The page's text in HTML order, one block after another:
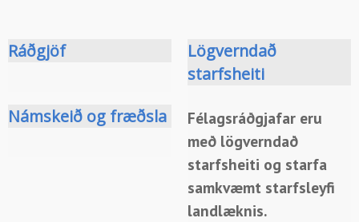
Ráðgjöf
Námskeið og fræðsla
Lögverndað
starfsheiti
Félagsráðgjafar eru
með lögverndað
starfsheiti og starfa
samkvæmt starfsleyfi
landlæknis.